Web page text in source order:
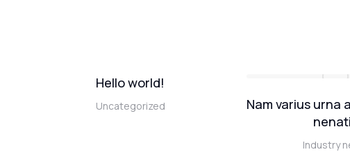
Hello world!
Uncategorized
Nam varius urna
Industry